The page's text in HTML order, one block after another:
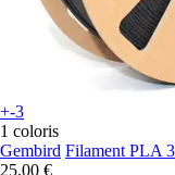
+-3
1 coloris
Gembird Filament PLA
25,00 €